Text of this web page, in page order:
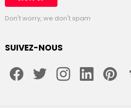
Don't worry, we don't spam
SUIVEZ-NOUS